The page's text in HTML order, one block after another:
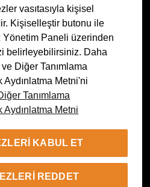
vasıtasıyla kişisel
Kişiselleştir butonu ile
Paneli üzerinden
belirleyebilirsiniz. Daha
Diğer Tanımlama
Metni'ni
Tanımlama
Metni
KABUL ET
REDDET